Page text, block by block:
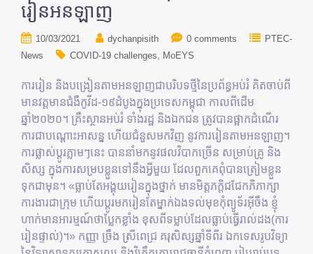
រៀនអនឡាញ
10/03/2021 dychanpisith 0 comments
PTEC-
News
COVID-19 challenges MoEYS
ការរៀន និងបង្រៀនតាមអនឡាញជាបរិបទថ្មីនៃប្រព័ន្ធអប់រំ គិតចាប់ពី
មានវត្តមានជំងឺកូវីដ-១៩ដំបូងក្នុងប្រទេសកម្ពុជា កាលពីដើម
ឆ្នាំ២០២០។ គ្រឹះស្ថានអប់រំ ទាំងរដ្ឋ និងឯកជន ត្រូវបានផ្អាកដំណើរ
ការជាបណ្ដោះអាសន្ន ហើយជំនួសមកវិញ នូវការរៀនតាមអនឡាញ។
ការផ្លាស់ប្ដូរភ្លាមៗនេះ បាននាំមកនូវផលវិបាកច្រើន សម្រាប់គ្រូ និង
សិស្ស ក្នុងការសម្របខ្លួនទៅនឹងអ្វីមួយ ដែលពួកគេពុំបានត្រៀមខ្លួន
ទុកជាមុន។ «ធ្លាប់តែអង្គុយរៀនក្នុងថ្នាក់ មានមិត្តភក្តិជជែកភិភាក្សា
ការងារជាក្រុម ហើយប្ដូរមករៀនតែម្នាក់ឯងទល់មុខកុំព្យូទ័រអ៊ីចឹង ខ្ញុំ
ហាក់មានអារម្មណ៍ថាប្លែកខ្លាំង ខុសពីទម្លាប់ដែលធ្លាប់ធ្វើរាល់ដង(ការ
រៀនផ្ទាល់)។» កញ្ញា ច្រឹង ស្រីពេជ្រ គរុសិស្សឆ្នាំទីពីរ​ ឯកទេសរូបវិទ្យា